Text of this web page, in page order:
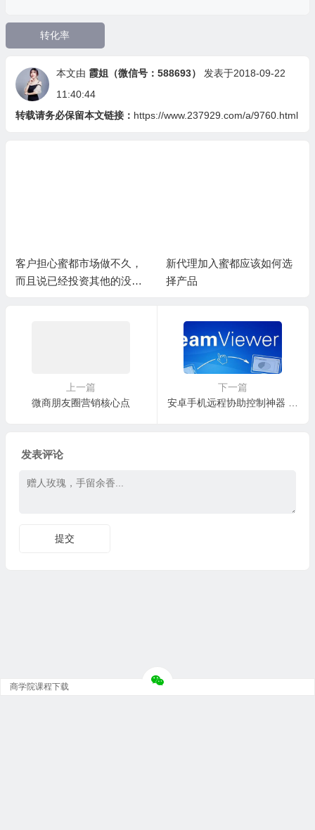
转化率
本文由 霞姐（微信号：588693）
发表于2018-09-22
11:40:44
转载请务必保留本文链接： https://www.237929.com/a/9760.html
客户担心蜜都市场做不久，
而且说已经投资其他的没有
新代理加入蜜都应该如何选
择产品
上一篇
微商朋友圈营销核心点
下一篇
发表评论
商学院课程下载